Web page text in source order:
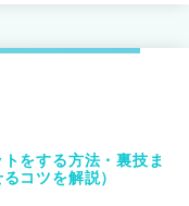
をする方法・裏技ま
コツを解説）